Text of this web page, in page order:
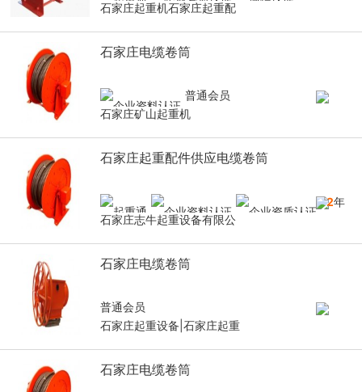
石家庄起重机石家庄起重配
石家庄电缆卷筒
普通会员
石家庄矿山起重机
石家庄起重配件供应电缆卷筒
12年
石家庄志牛起重设备有限公
石家庄电缆卷筒
普通会员
石家庄起重设备|石家庄起重
石家庄电缆卷筒